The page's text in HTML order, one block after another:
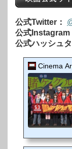
公式Twitter：
公式Instagram
公式ハッシュタ
Cinema